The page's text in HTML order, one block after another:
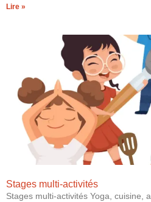
Lire »
Stages multi-activités
Stages multi-activités Yoga, cuisine,